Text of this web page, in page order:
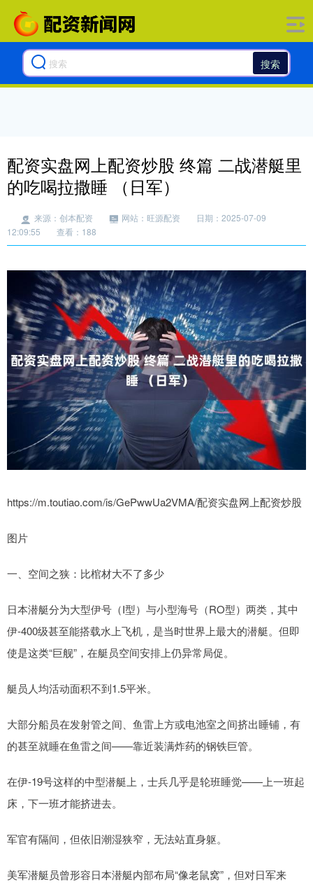
搜索
配资实盘网上配资炒股 终篇 二战潜艇里
的吃喝拉撒睡 （日军）
来源：创本配资 网站：旺源配资
日期：2025-07-09
12:09:55
查看：188
https://m.toutiao.com/is/GePwwUa2VMA/配资实盘网上配资炒股
图片
一、空间之狭：比棺材大不了多少
日本潜艇分为大型伊号（I型）与小型海号（RO型）两类，其中
伊-400级甚至能搭载水上飞机，是当时世界上最大的潜艇。但即
使是这类“巨舰”，在艇员空间安排上仍异常局促。
艇员人均活动面积不到1.5平米。
大部分船员在发射管之间、鱼雷上方或电池室之间挤出睡铺，有
的甚至就睡在鱼雷之间——靠近装满炸药的钢铁巨管。
在伊-19号这样的中型潜艇上，士兵几乎是轮班睡觉——上一班起
床，下一班才能挤进去。
军官有隔间，但依旧潮湿狭窄，无法站直身躯。
美军潜艇员曾形容日本潜艇内部布局“像老鼠窝”，但对日军来